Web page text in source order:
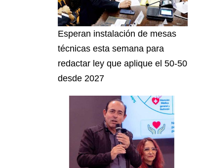
Esperan instalación de mesas
técnicas esta semana para
redactar ley que aplique el 50-50
desde 2027